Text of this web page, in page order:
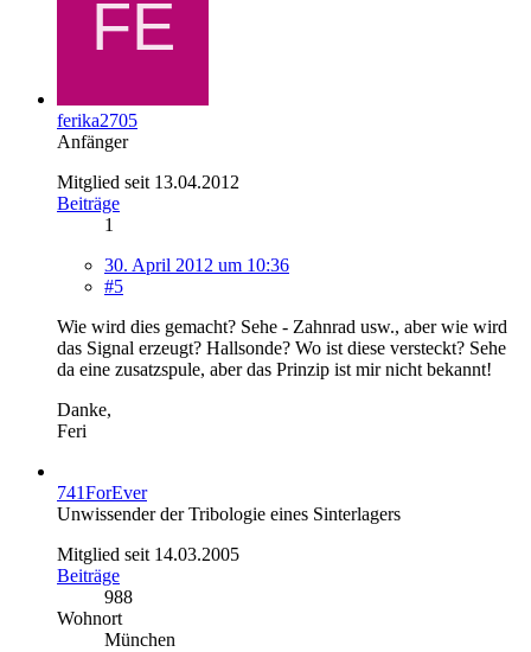
ferika2705
Anfänger
Mitglied seit 13.04.2012
Beiträge
1
30. April 2012 um 10:36
#5
Wie wird dies gemacht? Sehe - Zahnrad usw., aber wie wird
das Signal erzeugt? Hallsonde? Wo ist diese versteckt? Sehe
da eine zusatzspule, aber das Prinzip ist mir nicht bekannt!
Danke,
Feri
741ForEver
Unwissender der Tribologie eines Sinterlagers
Mitglied seit 14.03.2005
Beiträge
988
Wohnort
München